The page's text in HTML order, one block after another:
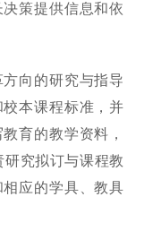
策提供信息和依
向的研究与指导
本课程标准，并
育的教学资料，
究拟订与课程教
应的学具、教具